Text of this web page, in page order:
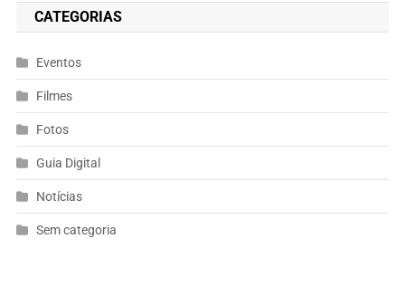
CATEGORIAS
Eventos
Filmes
Fotos
Guia Digital
Notícias
Sem categoria